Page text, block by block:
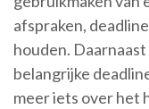
afspraken,
houden.
belangrijke
meer iets over het